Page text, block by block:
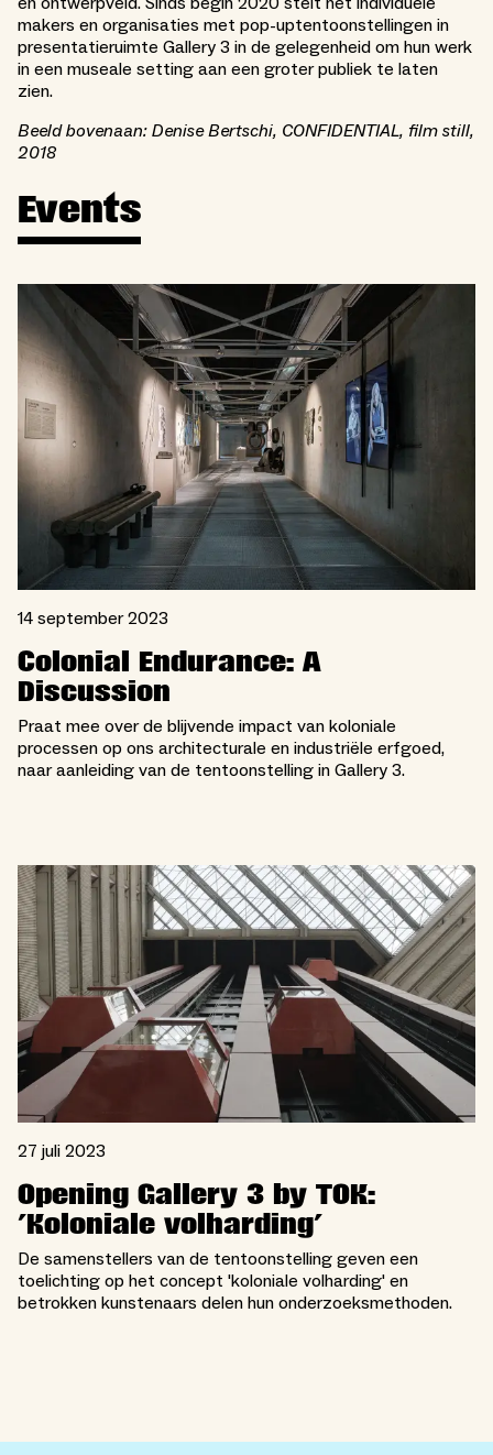
makers en organisaties met pop-uptentoonstellingen in
presentatieruimte Gallery 3 in de gelegenheid om hun werk
in een museale setting aan een groter publiek te laten
zien.
Beeld bovenaan: Denise Bertschi, CONFIDENTIAL, film still,
2018
Events
14 september 2023
Colonial Endurance: A
Discussion
Praat mee over de blijvende impact van koloniale
processen op ons architecturale en industriële erfgoed,
naar aanleiding van de tentoonstelling in Gallery 3.
27 juli 2023
Opening Gallery 3 by TOK:
'Koloniale volharding'
De samenstellers van de tentoonstelling geven een
toelichting op het concept 'koloniale volharding' en
betrokken kunstenaars delen hun onderzoeksmethoden.